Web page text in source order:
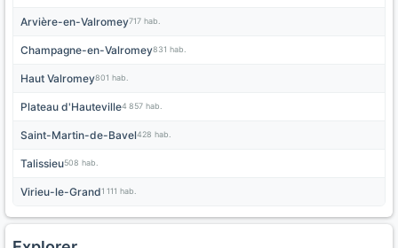
Arvière-en-Valromey717 hab.
Champagne-en-Valromey831 hab.
Haut Valromey801 hab.
Plateau d'Hauteville4 857 hab.
Saint-Martin-de-Bavel428 hab.
Talissieu508 hab.
Virieu-le-Grand1 111 hab.